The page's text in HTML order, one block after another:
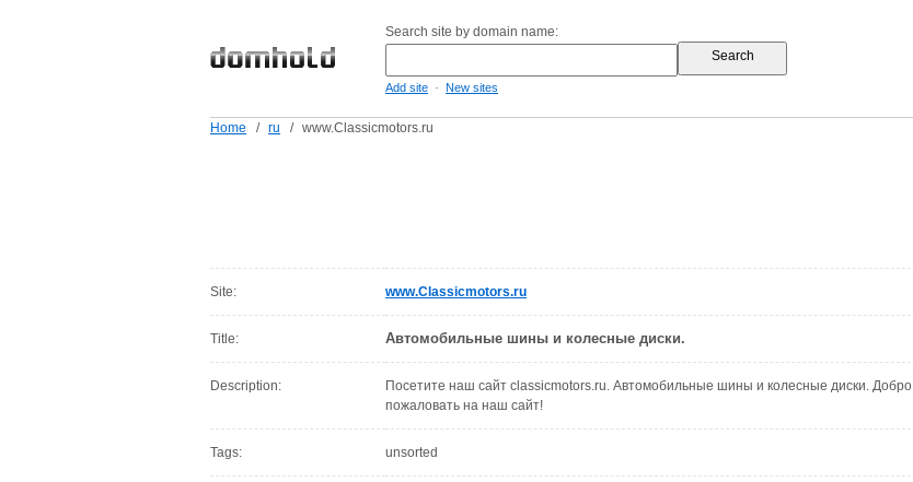
Search site by domain name:
Add site - New sites
Home / ru / www.Classicmotors.ru
Site: www.Classicmotors.ru
Title: Автомобильные шины и колесные диски.
Description:
Посетите наш сайт classicmotors.ru. Автомобильные шины и колесные диски. Добро
пожаловать на наш сайт!
Tags: unsorted